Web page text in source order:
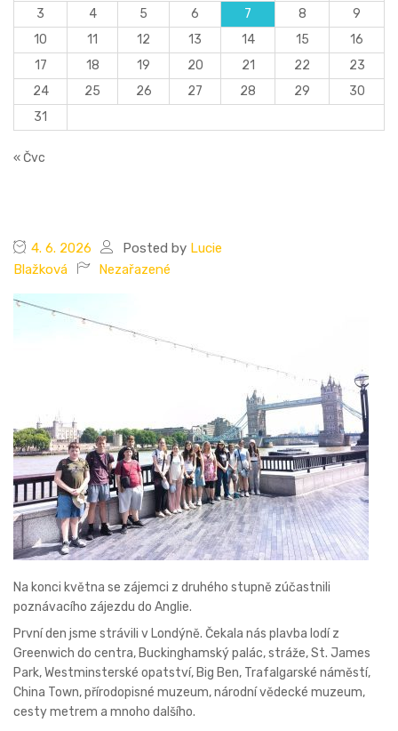
3
4 5 6 7 8
9
10
11 12 13 14 15
16
17
18 19 20 21 22
23
24
25 26 27 28 29
30
31
« Čvc
4. 6. 2026 Posted by Lucie
Blažková
Nezařazené
Na konci května se zájemci z druhého stupně zúčastnili
poznávacího zájezdu do Anglie.
První den jsme strávili v Londýně. Čekala nás plavba lodí z
Greenwich do centra, Buckinghamský palác, stráže, St. James
Park, Westminsterské opatství, Big Ben, Trafalgarské náměstí,
China Town, přírodopisné muzeum, národní vědecké muzeum,
cesty metrem a mnoho dalšího.